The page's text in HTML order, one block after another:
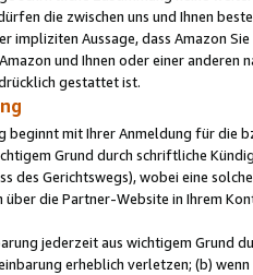
die zwischen uns und Ihnen
impliziten Aussage, dass Amazon
und Ihnen oder einer
gestattet ist.
beginnt mit Ihrer Anmeldung für die
Grund durch schriftliche
des Gerichtswegs), wobei eine
über die Partner-Website in Ihrem
jederzeit aus wichtigem Grund
erheblich verletzen; (b)